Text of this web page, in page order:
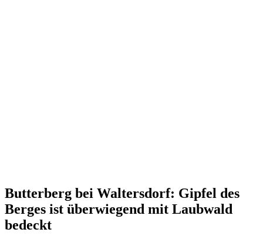
Butterberg bei Waltersdorf: Gipfel des
Berges ist überwiegend mit Laubwald
bedeckt